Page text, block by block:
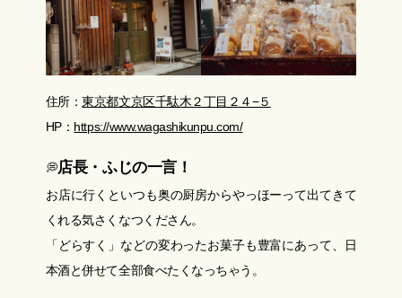
住所：東京都文京区千駄木２丁目２４−５
HP： https://www.wagashikunpu.com/
💭店長・ふじの一言！
お店に行くといつも奥の厨房からやっほーって出てきて
くれる気さくなつくださん。
「どらすく」などの変わったお菓子も豊富にあって、日
本酒と併せて全部食べたくなっちゃう。